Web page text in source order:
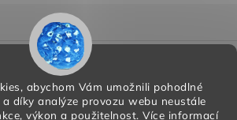
abychom Vám umožnili pohodlné
díky analýze provozu webu neustále
výkon a použitelnost. Více informací
zboží
ochrany osobních údajů